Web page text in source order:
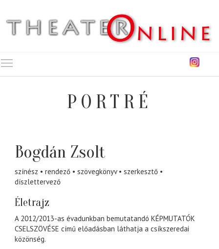
PORTRÉ
Bogdán Zsolt
színész rendező szövegkönyv
szerkesztő
díszlettervező
Életrajz
A 2012/2013-as évadunkban bemutatandó KÉPMUTATÓK
CSELSZÖVÉSE című előadásban láthatja a csíkszeredai
közönség.